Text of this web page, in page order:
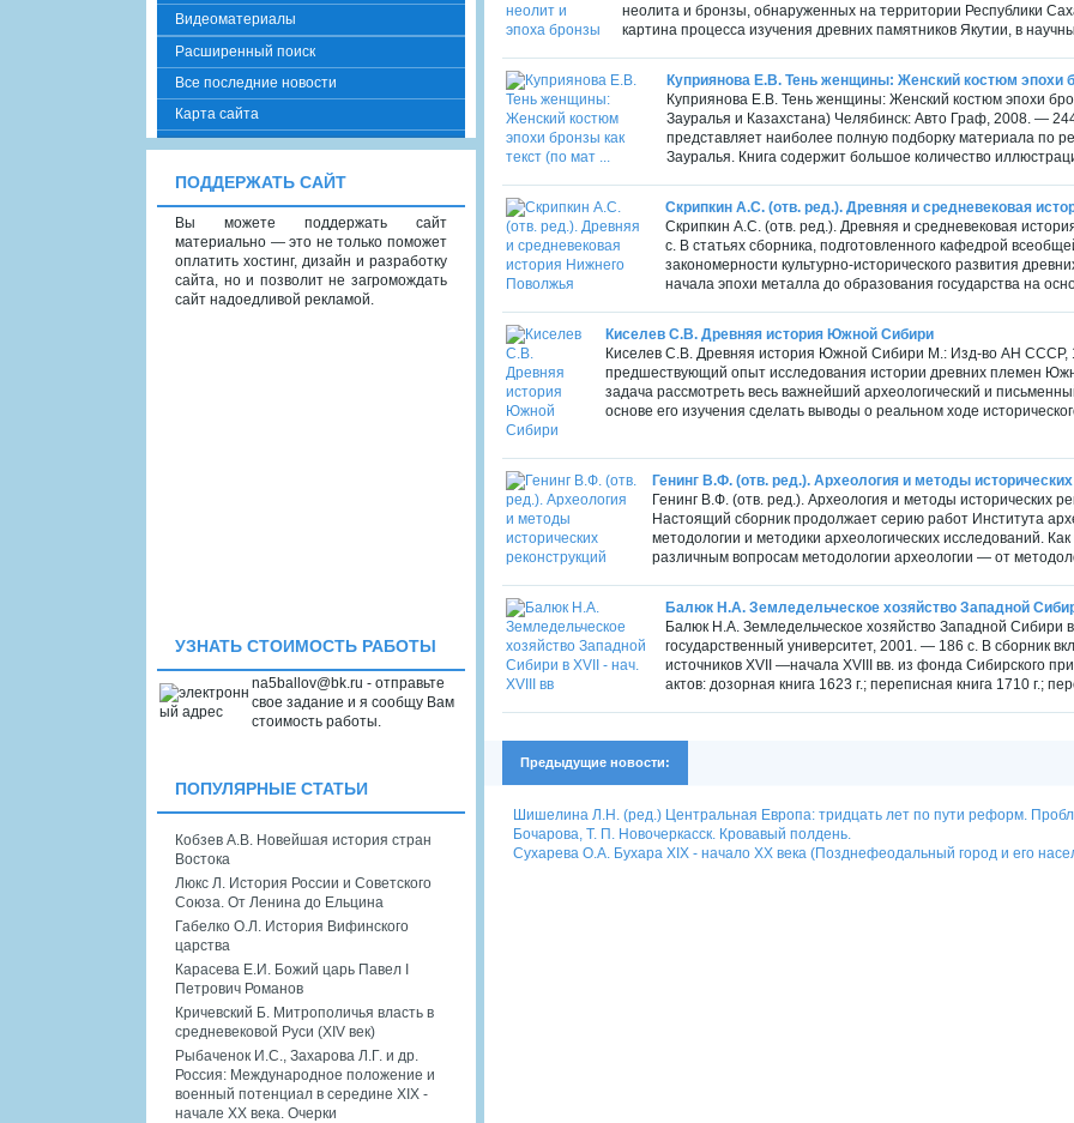
неолита и бронзы, обнаруженных на территории Республики
картина процесса изучения древних памятников Якутии, в
Куприянова Е.В. Тень женщины: Женский костюм эпохи
Куприянова Е.В. Тень женщины: Женский костюм эпохи
Зауралья и Казахстана) Челябинск: Авто Граф, 2008. —
представляет наиболее полную подборку материала по
Зауралья. Книга содержит большое количество
Скрипкин А.С. (отв. ред.). Древняя и средневековая
Скрипкин А.С. (отв. ред.). Древняя и средневековая
с. В статьях сборника, подготовленного кафедрой
закономерности культурно-исторического развития
начала эпохи металла до образования государства на
Киселев С.В. Древняя история Южной Сибири
Киселев С.В. Древняя история Южной Сибири М.: Изд-во АН СССР,
предшествующий опыт исследования истории древних племен
задача рассмотреть весь важнейший археологический и
основе его изучения сделать выводы о реальном ходе
Генинг В.Ф. (отв. ред.). Археология и методы
Генинг В.Ф. (отв. ред.). Археология и методы исторических
Настоящий сборник продолжает серию работ Института
методологии и методики археологических исследований.
различным вопросам методологии археологии — от
Балюк Н.А. Земледельческое хозяйство Западной
Балюк Н.А. Земледельческое хозяйство Западной Сибири
государственный университет, 2001. — 186 с. В сборник
источников XVII —начала XVIII вв. из фонда Сибирского
актов: дозорная книга 1623 г.; переписная книга 1710 г.;
Предыдущие новости:
Шишелина Л.Н. (ред.) Центральная Европа: тридцать лет по пути реформ.
Бочарова, Т. П. Новочеркасск. Кровавый полдень.
Сухарева О.А. Бухара XIX - начало ХХ века (Позднефеодальный город и его
Видеоматериалы
Расширенный поиск
Все последние новости
Карта сайта
ПОДДЕРЖАТЬ САЙТ
Вы можете поддержать сайт
материально — это не только поможет
оплатить хостинг, дизайн и разработку
сайта, но и позволит не загромождать
сайт надоедливой рекламой.
УЗНАТЬ СТОИМОСТЬ РАБОТЫ
na5ballov@bk.ru - отправьте
свое задание и я сообщу Вам
стоимость работы.
ПОПУЛЯРНЫЕ СТАТЬИ
Кобзев А.В. Новейшая история стран
Востока
Люкс Л. История России и Советского
Союза. От Ленина до Ельцина
Габелко О.Л. История Вифинского
царства
Карасева Е.И. Божий царь Павел I
Петрович Романов
Кричевский Б. Митрополичья власть в
средневековой Руси (XIV век)
Рыбаченок И.С., Захарова Л.Г. и др.
Россия: Международное положение и
военный потенциал в середине XIX -
начале XX века. Очерки